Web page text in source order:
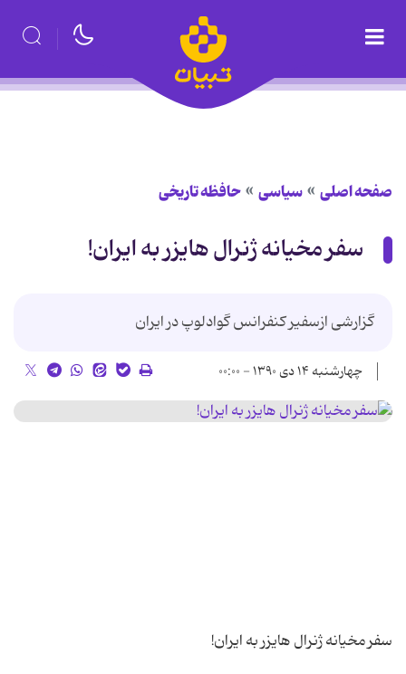
صفحه اصلی سیاسی حافظه تاریخی
سفر مخيانه ژنرال هايزر به ايران!
گزارشی ازسفیر کنفرانس گوادلوپ در ایران
چهارشنبه ۱۴ دی ۱۳۹۰ - ۰۰:۰۰